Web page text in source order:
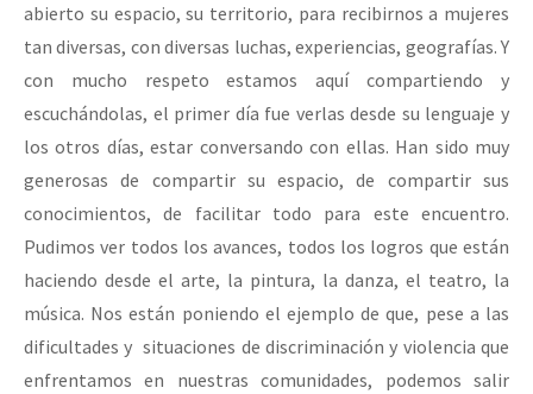
abierto su espacio, su territorio, para recibirnos a mujeres
tan diversas, con diversas luchas, experiencias, geografías. Y
con mucho respeto estamos aquí compartiendo y
escuchándolas, el primer día fue verlas desde su lenguaje y
los otros días, estar conversando con ellas. Han sido muy
generosas de compartir su espacio, de compartir sus
conocimientos, de facilitar todo para este encuentro.
Pudimos ver todos los avances, todos los logros que están
haciendo desde el arte, la pintura, la danza, el teatro, la
música. Nos están poniendo el ejemplo de que, pese a las
dificultades y situaciones de discriminación y violencia que
enfrentamos en nuestras comunidades, podemos salir